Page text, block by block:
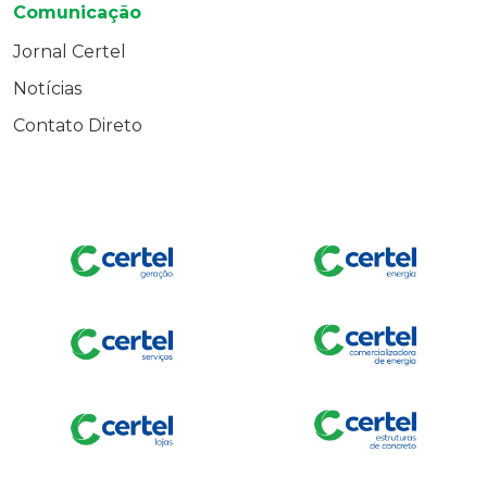
Comunicação
Jornal Certel
Notícias
Contato Direto